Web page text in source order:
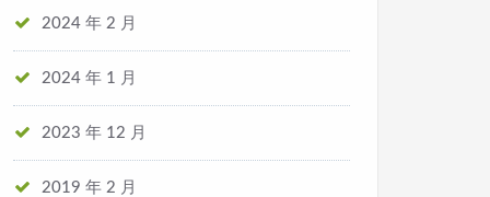
识是否到位、应急能力是否专业？这些问题，都应成
2024 年 2 月
2024 年 1 月
2023 年 12 月
2019 年 2 月